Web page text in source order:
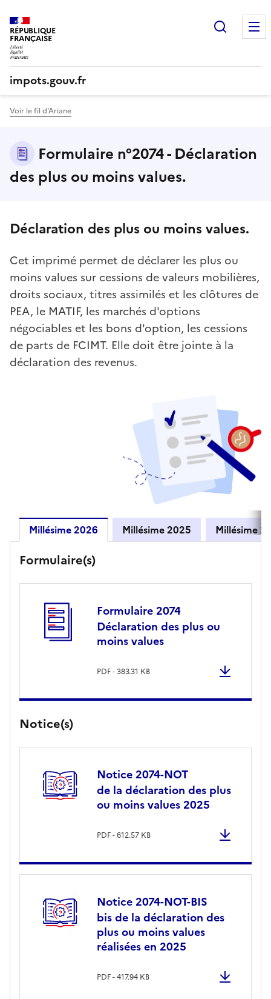
RÉPUBLIQUE
FRANÇAISE
impots.gouv.fr
Voir le fil d'Ariane
Formulaire n°2074 - Déclaration
des plus ou moins values.
Déclaration des plus ou moins values.
Cet imprimé permet de déclarer les plus ou
moins values sur cessions de valeurs mobilières,
droits sociaux, titres assimilés et les clôtures de
PEA, le MATIF, les marchés d'options
négociables et les bons d'option, les cessions
de parts de FCIMT. Elle doit être jointe à la
déclaration des revenus.
Millésime 2026 Millésime 2025
Millésime 2026
Formulaire(s)
Formulaire 2074
Déclaration des plus ou
moins values
PDF - 383.31 KB
Notice(s)
Notice 2074-NOT
de la déclaration des plus
ou moins values 2025
PDF - 612.57 KB
Notice 2074-NOT-BIS
bis de la déclaration des
plus ou moins values
réalisées en 2025
PDF - 417.94 KB